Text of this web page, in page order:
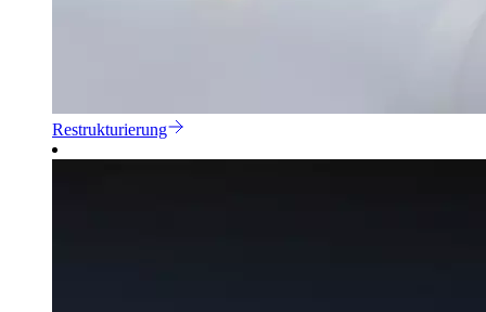
Restrukturierung